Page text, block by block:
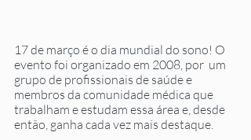
17 de março é o dia mundial do sono! O
evento foi organizado em 2008, por  um
grupo de profissionais de saúde e
membros da comunidade médica que
trabalham e estudam essa área e, desde
então, ganha cada vez mais destaque.